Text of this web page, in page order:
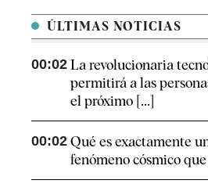
ÚLTIMAS NOTICIAS
00:02 La revolucionaria
permitirá a las
el próximo [...]
00:02 Qué es exactamente
fenómeno cósmico